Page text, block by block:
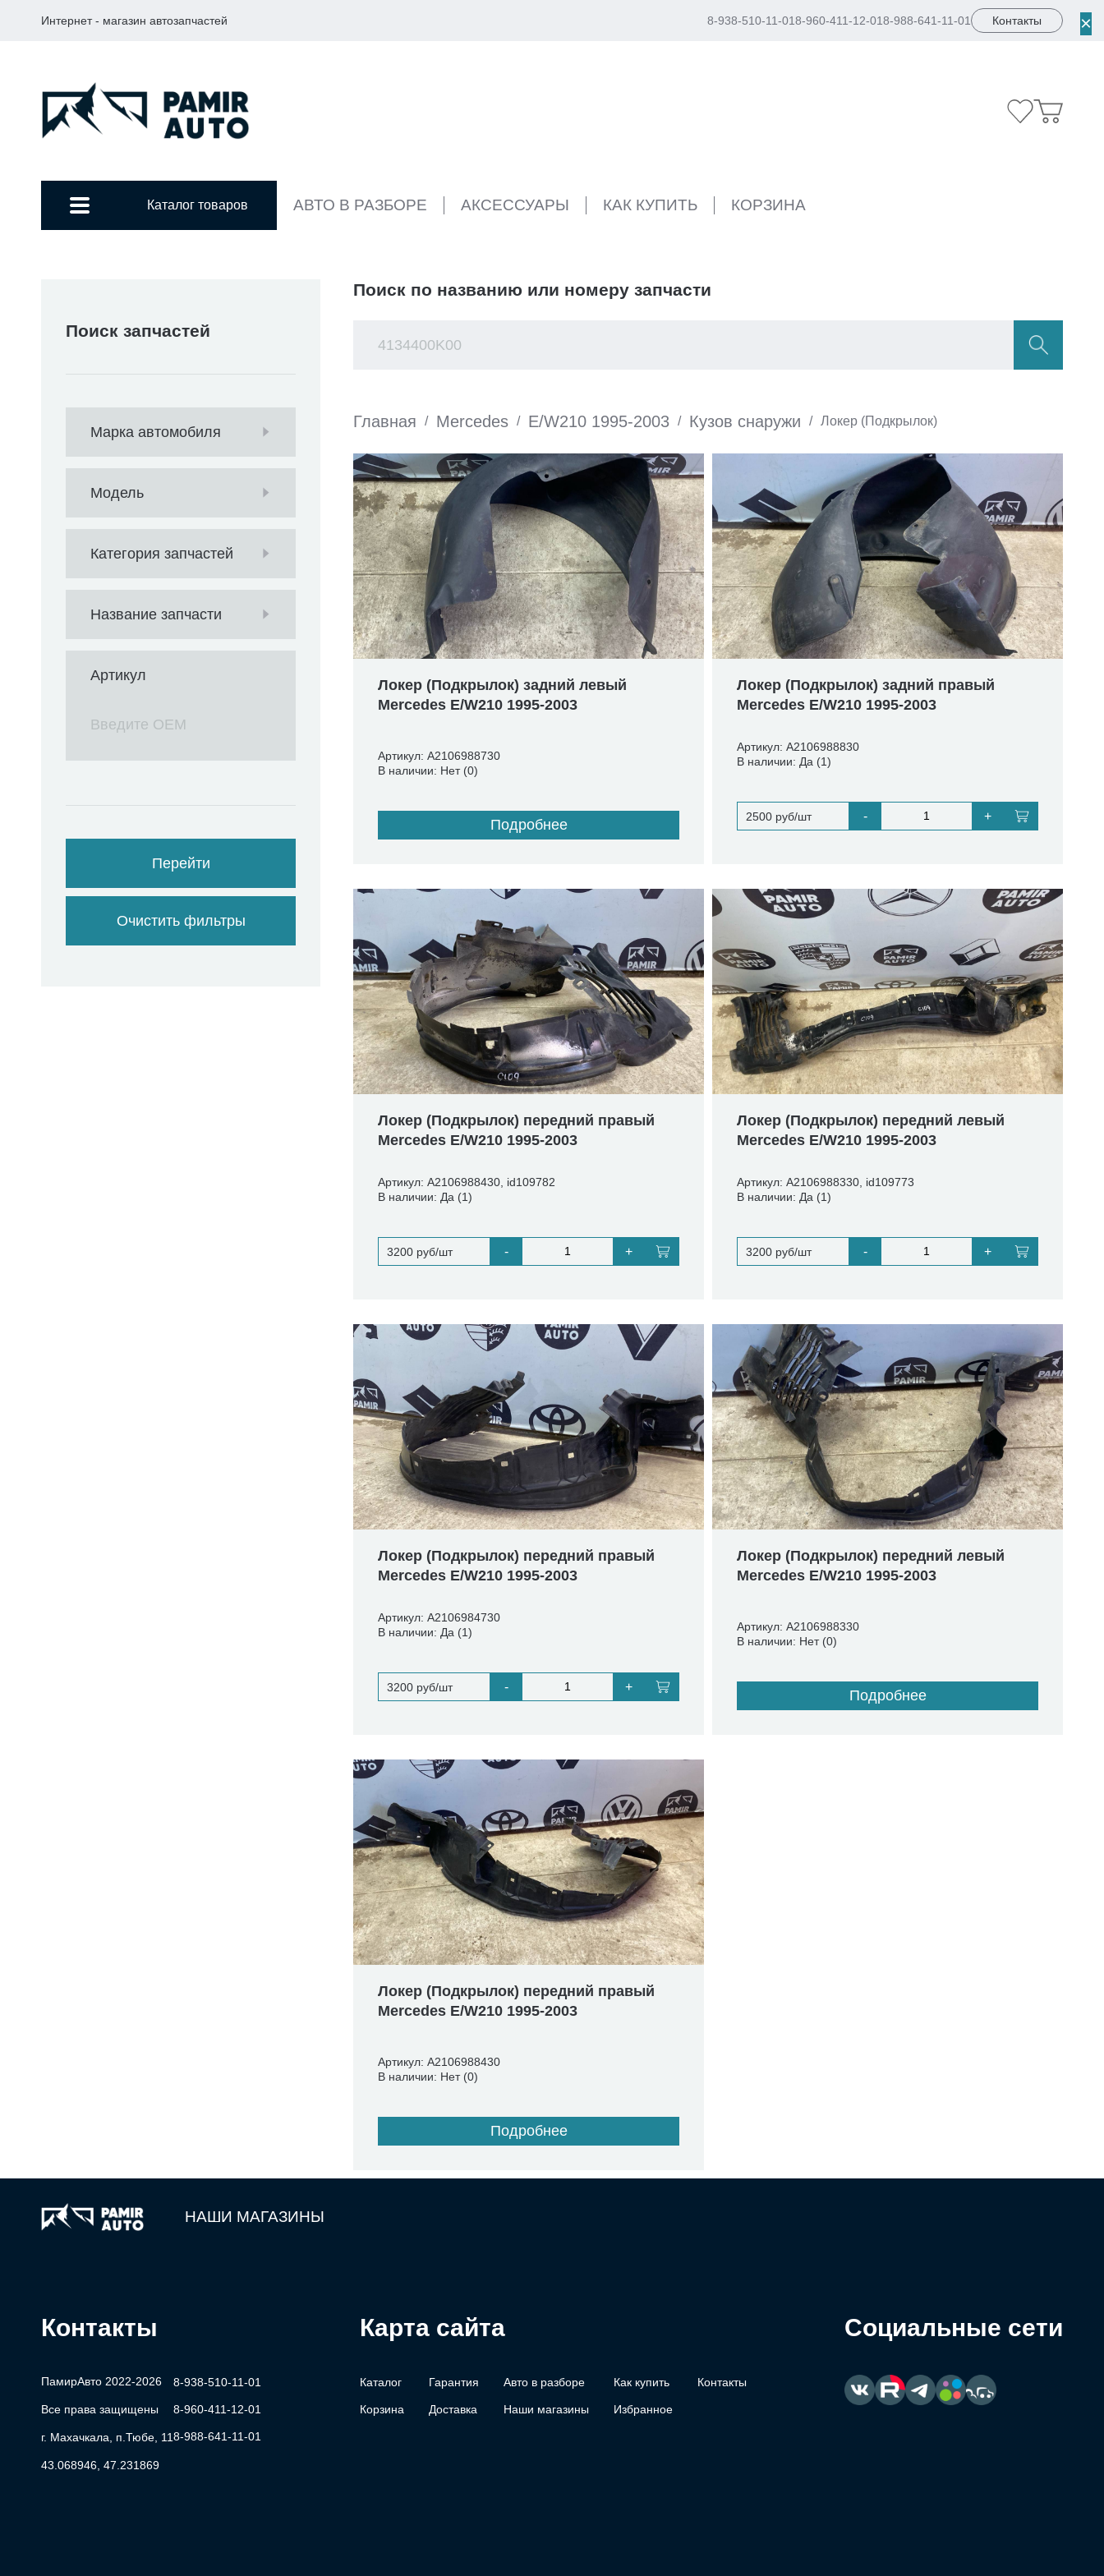
Интернет - магазин автозапчастей 8-938-510-11-018-960-411-12-018-988-641-11-01 Контакты
Каталог товаров АВТО В РАЗБОРЕ АКСЕССУАРЫ КАК КУПИТЬ КОРЗИНА
×
Поиск запчастей
Марка автомобиля
Модель
Категория запчастей
Название запчасти
Артикул
Перейти
Очистить фильтры
Поиск по названию или номеру запчасти
Главная / Mercedes / E/W210 1995-2003 / Кузов снаружи / Локер (Подкрылок)
Локер (Подкрылок) задний левый
Mercedes E/W210 1995-2003
Артикул: A2106988730
В наличии: Нет (0)
Подробнее
Локер (Подкрылок) задний правый
Mercedes E/W210 1995-2003
Артикул: A2106988830
В наличии: Да (1)
2500 руб/шт - +
Локер (Подкрылок) передний правый
Mercedes E/W210 1995-2003
Артикул: A2106988430, id109782
В наличии: Да (1)
3200 руб/шт - +
Локер (Подкрылок) передний левый
Mercedes E/W210 1995-2003
Артикул: A2106988330, id109773
В наличии: Да (1)
3200 руб/шт - +
Локер (Подкрылок) передний правый
Mercedes E/W210 1995-2003
Артикул: A2106984730
В наличии: Да (1)
3200 руб/шт - +
Локер (Подкрылок) передний левый
Mercedes E/W210 1995-2003
Артикул: A2106988330
В наличии: Нет (0)
Подробнее
Локер (Подкрылок) передний правый
Mercedes E/W210 1995-2003
Артикул: A2106988430
В наличии: Нет (0)
Подробнее
НАШИ МАГАЗИНЫ
Контакты
ПамирАвто 2022-2026
Все права защищены
г. Махачкала, п.Тюбе, 11
43.068946, 47.231869
8-938-510-11-01
8-960-411-12-01
8-988-641-11-01
Карта сайта
Каталог Гарантия Авто в разборе Как купить Контакты
Корзина Доставка Наши магазины Избранное
Социальные сети